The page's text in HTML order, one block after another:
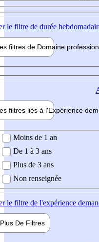
le filtre de durée
filtres de Domaine pro
professionel
filtres liés à l'Expérience
demandée
Moins de 1 an
De 1 à 3 ans
Plus de 3 ans
Non renseignée
le filtre de l'expérience
Plus De Filtres